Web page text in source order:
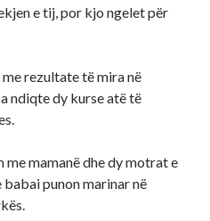
e tij, por kjo ngelet për
rezultate të mira në
ndiqte dy kurse atë të
me mamanë dhe dy motrat e
babai punon marinar në